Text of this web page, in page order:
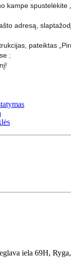
kampe spustelėkite
adresą,
pateiktas
;
iela 69H,